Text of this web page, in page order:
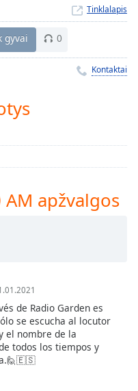
Tinklalapis
gyvai 0
Kontaktai
AM apžvalgos
de Radio Garden es
se escucha al locutor
el nombre de la
todos los tiempos y